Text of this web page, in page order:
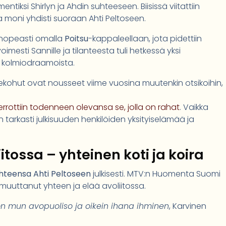
Shirlyn ja Ahdin suhteeseen. Biisissä viitattiin
yhdisti suoraan Ahti Peltoseen.
omalla Poitsu-kappaleellaan, jota pidettiin
Sannille ja tilanteesta tuli hetkessä yksi
ovat nousseet viime vuosina muutenkin otsikoihin,
todenneen olevansa se, jolla on rahat. Vaikka
julkisuuden henkilöiden yksityiselämää ja
– yhteinen koti ja koira
Ahti Peltoseenjulkisesti. MTV:n Huomenta Suomi
yhteen ja elää avoliitossa.
mun avopuoliso ja oikein ihana ihminen, Karvinen